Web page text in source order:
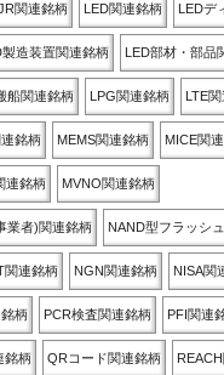
関連銘柄 LED関連銘柄 LEDデ
製造装置関連銘柄 LED部材・部品
船関連銘柄 LPG関連銘柄 LTE
銘柄 MEMS関連銘柄 MICE関
連銘柄 MVNO関連銘柄
業者)関連銘柄 NAND型フラッシ
関連銘柄 NGN関連銘柄 NISA関
柄 PCR検査関連銘柄 PFI関連
銘柄 QRコード関連銘柄